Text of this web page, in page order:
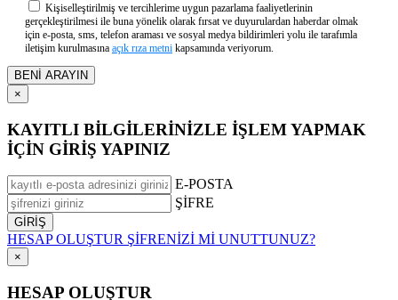
Kişiselleştirilmiş ve tercihlerime uygun pazarlama faaliyetlerinin
gerçekleştirilmesi ile buna yönelik olarak fırsat ve duyurulardan haberdar olmak
için e-posta, sms, telefon araması ve sosyal medya bildirimleri yolu ile tarafımla
iletişim kurulmasına açık rıza metni kapsamında veriyorum.
×
KAYITLI BİLGİLERİNİZLE İŞLEM YAPMAK
İÇİN GİRİŞ YAPINIZ
E-POSTA
ŞİFRE
HESAP OLUŞTUR ŞİFRENİZİ Mİ UNUTTUNUZ?
×
HESAP OLUŞTUR